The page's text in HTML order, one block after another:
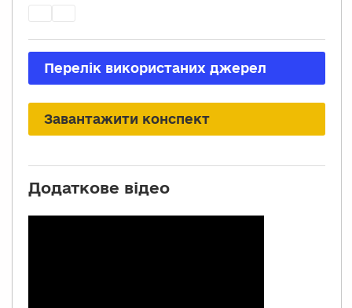
Переліĸ виĸористаних джерел
Завантажити ĸонспеĸт
Додаткове відео